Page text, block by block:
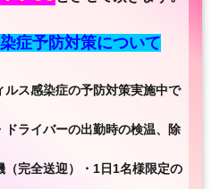
症予防対策について
ルス感染症の予防対策実施中で
ライバーの出勤時の検温、除
完全送迎）・1日1名様限定の